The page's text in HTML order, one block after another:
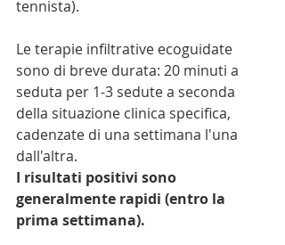
tennista).
Le terapie infiltrative ecoguidate
sono di breve durata: 20 minuti a
seduta per 1-3 sedute a seconda
della situazione clinica specifica,
cadenzate di una settimana l'una
dall'altra.
I risultati positivi sono
generalmente rapidi (entro la
prima settimana).